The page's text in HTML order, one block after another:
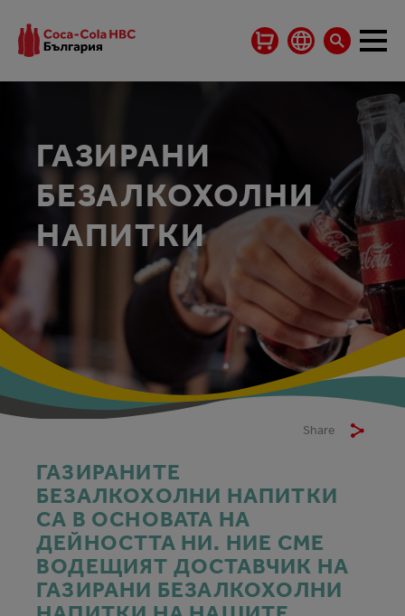
ГАЗИРАНИ
БЕЗАЛКОХОЛНИ
НАПИТКИ
Share
ГАЗИРАНИТЕ
БЕЗАЛКОХОЛНИ НАПИТКИ
СА В ОСНОВАТА НА
ДЕЙНОСТТА НИ. НИЕ СМЕ
ВОДЕЩИЯТ ДОСТАВЧИК НА
ГАЗИРАНИ БЕЗАЛКОХОЛНИ